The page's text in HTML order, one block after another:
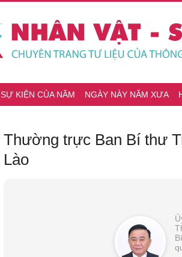
SỰ KIỆN CỦA NĂM NGÀY NÀY NĂM XƯA
Thường trực Ban Bí thư
Lào